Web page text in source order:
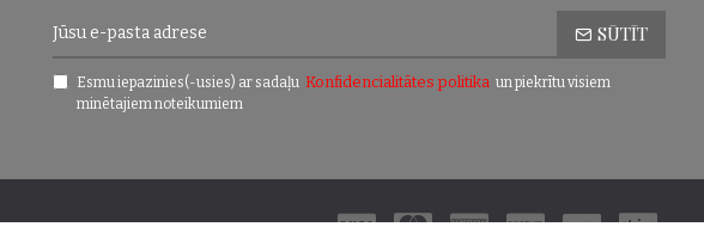
SŪTĪT
Esmu iepazinies(-usies) ar sadaļu Konfidencialitātes politika un piekrītu visiem
minētajiem noteikumiem